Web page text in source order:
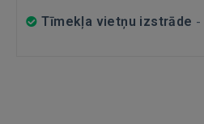
Tīmekļa vietņu izstrāde -